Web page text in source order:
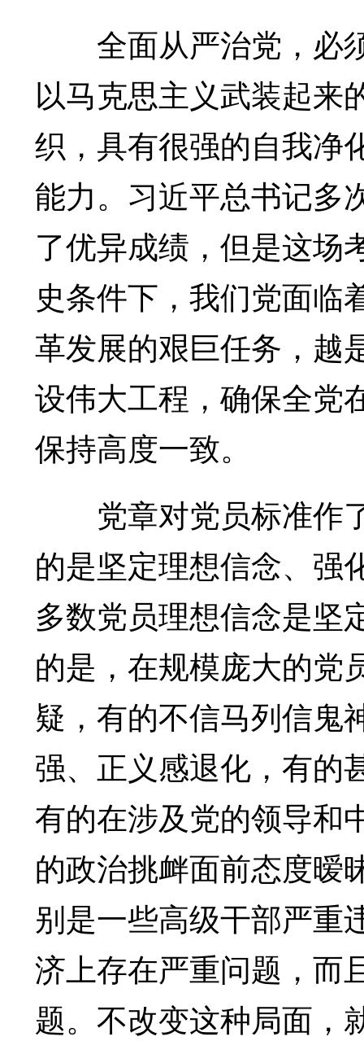
全面从严治党，必
以马克思主义武装起来
织，具有很强的自我净
能力。习近平总书记多
了优异成绩，但是这场
史条件下，我们党面临
革发展的艰巨任务，越
设伟大工程，确保全党
保持高度一致。
党章对党员标准作
的是坚定理想信念、强
多数党员理想信念是坚
的是，在规模庞大的党
疑，有的不信马列信鬼
强、正义感退化，有的
有的在涉及党的领导和
的政治挑衅面前态度暧
别是一些高级干部严重
济上存在严重问题，而
题。不改变这种局面，